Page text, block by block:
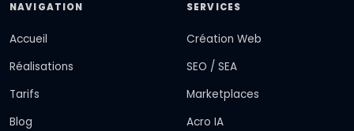
NAVIGATION
Accueil
Réalisations
Tarifs
Blog
SERVICES
Création Web
SEO / SEA
Marketplaces
Acro IA